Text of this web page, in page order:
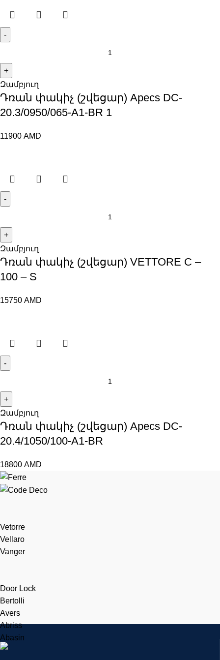
Զամբյուղ
Դռան փակիչ (շվեցար) Apecs DC-
20.3/0950/065-A1-BR 1
11900 AMD
Զամբյուղ
Դռան փակիչ (շվեցար) VЕTTORE C –
100 – S
15750 AMD
Զամբյուղ
Դռան փակիչ (շվեցար) Apecs DC-
20.4/1050/100-A1-BR
18800 AMD
Vetorre
Vellaro
Vanger
Door Lock
Bertolli
Avers
Abriss
Abasin